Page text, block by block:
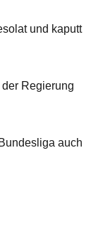
und kaputt
Regierung
auch